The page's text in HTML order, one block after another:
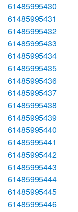
61485995430
61485995431
61485995432
61485995433
61485995434
61485995435
61485995436
61485995437
61485995438
61485995439
61485995440
61485995441
61485995442
61485995443
61485995444
61485995445
61485995446